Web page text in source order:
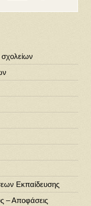
Εκπαίδευσης
– Αποφάσεις